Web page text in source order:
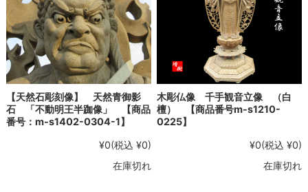
【天然石彫刻像】 天然青御影
石 「不動明王半跏像」 【商品
番号：m-s1402-0304-1】
¥0(税込 ¥0)
在庫切れ
木彫仏像 千手観音立像 （白
檀） 【商品番号m-s1210-
0225】
¥0(税込 ¥0)
在庫切れ